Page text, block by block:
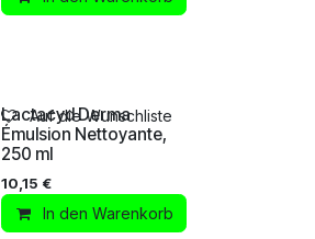
Lactacyd Derma
Émulsion Nettoyante,
250 ml
10,15 €
In den Warenkorb
Auf die Wunschliste